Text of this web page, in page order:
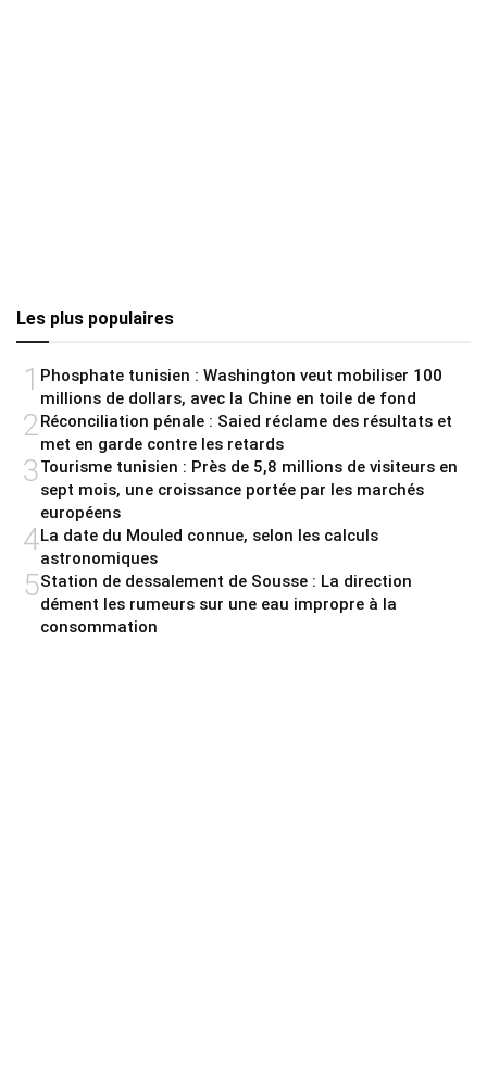
Les plus populaires
1 Phosphate tunisien : Washington veut mobiliser 100
millions de dollars, avec la Chine en toile de fond
2Réconciliation pénale : Saied réclame des résultats et
met en garde contre les retards
3Tourisme tunisien : Près de 5,8 millions de visiteurs en
sept mois, une croissance portée par les marchés
européens
4La date du Mouled connue, selon les calculs
astronomiques
5Station de dessalement de Sousse : La direction
dément les rumeurs sur une eau impropre à la
consommation